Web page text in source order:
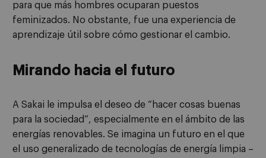
para que más hombres ocuparan puestos
feminizados. No obstante, fue una experiencia de
aprendizaje útil sobre cómo gestionar el cambio.
Mirando hacia el futuro
A Sakai le impulsa el deseo de “hacer cosas buenas
para la sociedad”, especialmente en el ámbito de las
energías renovables. Se imagina un futuro en el que
el uso generalizado de tecnologías de energía limpia –